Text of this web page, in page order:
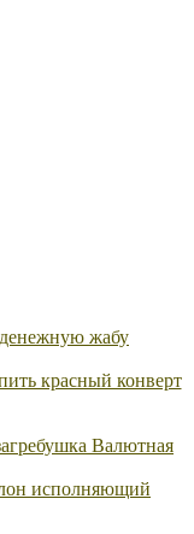
жабу
красный конверт
Валютная
исполняющий